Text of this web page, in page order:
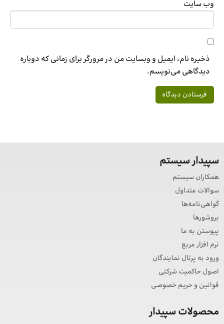
وب‌ سایت
ذخیره نام، ایمیل و وبسایت من در مرورگر برای زمانی که دوباره
دیدگاهی می‌نویسم.
سپیدار سیستم
همکاران سیستم
سوالات متداول
گواهی‌نامه‌ها
بروشورها
پیوستن به ما
نرم افزار مربع
ورود به پرتال نمایندگان
اصول حاکمیت شرکتی
قوانین و حریم خصوصی
محصولات سپیدار